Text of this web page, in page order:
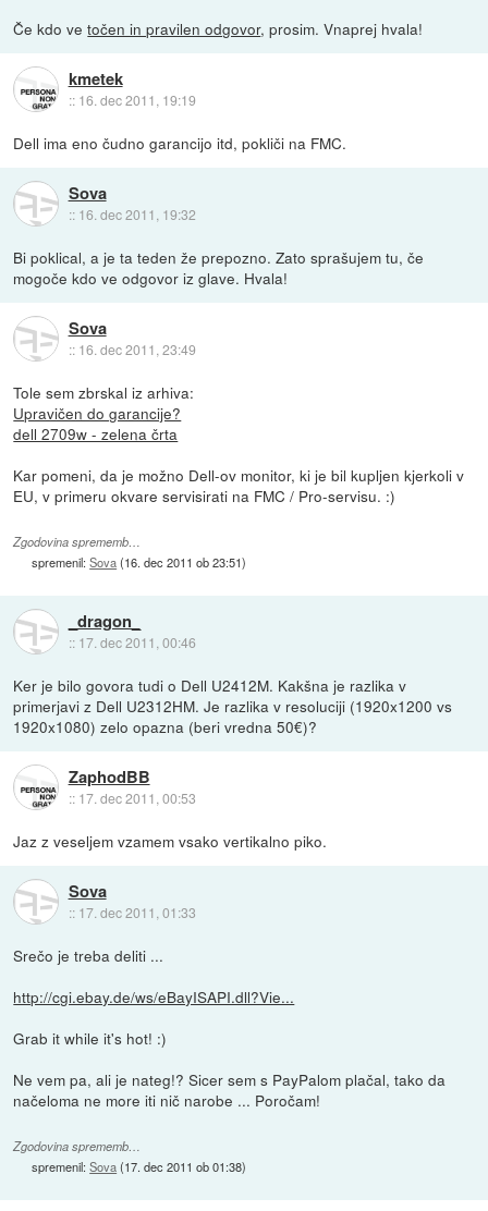
Če kdo vetočen in pravilen odgovor, prosim. Vnaprej hvala!
kmetek
:: 16. dec 2011, 19:19
Dell ima eno čudno garancijo itd, pokliči na FMC.
Sova
:: 16. dec 2011, 19:32
Bi poklical, a je ta teden že prepozno. Zato sprašujem tu, če
mogoče kdo ve odgovor iz glave. Hvala!
Sova
:: 16. dec 2011, 23:49
Tole sem zbrskal iz arhiva:
Upravičen do garancije?
dell 2709w - zelena črta
Kar pomeni, da je možno Dell-ov monitor, ki je bil kupljen kjerkoli v
EU, v primeru okvare servisirati na FMC / Pro-servisu. :)
Zgodovina sprememb…
spremenil:Sova(16. dec 2011 ob 23:51)
_dragon_
:: 17. dec 2011, 00:46
Ker je bilo govora tudi o Dell U2412M. Kakšna je razlika v
primerjavi z Dell U2312HM. Je razlika v resoluciji (1920x1200 vs
1920x1080) zelo opazna (beri vredna 50€)?
ZaphodBB
:: 17. dec 2011, 00:53
Jaz z veseljem vzamem vsako vertikalno piko.
Sova
:: 17. dec 2011, 01:33
Srečo je treba deliti ...
http://cgi.ebay.de/ws/eBayISAPI.dll?Vie...
Grab it while it's hot! :)
Ne vem pa, ali je nateg!? Sicer sem s PayPalom plačal, tako da
načeloma ne more iti nič narobe ... Poročam!
Zgodovina sprememb…
spremenil:Sova(17. dec 2011 ob 01:38)